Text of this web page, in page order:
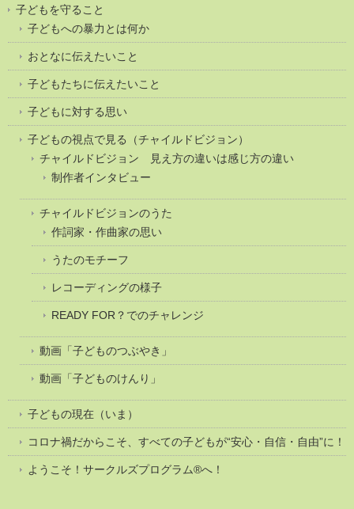
子どもを守ること
子どもへの暴力とは何か
おとなに伝えたいこと
子どもたちに伝えたいこと
子どもに対する思い
子どもの視点で見る（チャイルドビジョン）
チャイルドビジョン 見え方の違いは感じ方の違い
制作者インタビュー
チャイルドビジョンのうた
作詞家・作曲家の思い
うたのモチーフ
レコーディングの様子
READY FOR？でのチャレンジ
動画「子どものつぶやき」
動画「子どものけんり」
子どもの現在（いま）
コロナ禍だからこそ、すべての子どもが“安心・自信・自由”に！
ようこそ！サークルズプログラム®へ！